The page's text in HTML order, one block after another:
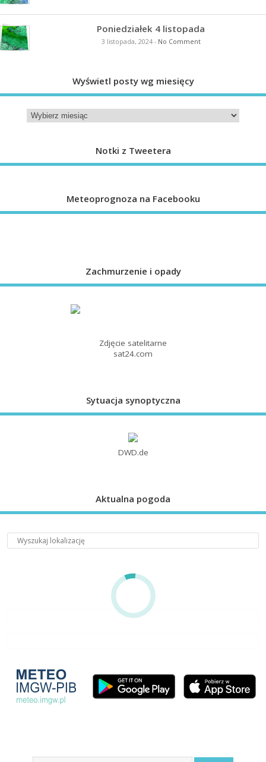
Poniedziałek 4 listopada
3 listopada, 2024- No Comment
Wyświetl posty wg miesięcy
Notki z Tweetera
Meteoprognoza na Facebooku
Zachmurzenie i opady
Zdjęcie satelitarne
sat24.com
Sytuacja synoptyczna
DWD.de
Aktualna pogoda